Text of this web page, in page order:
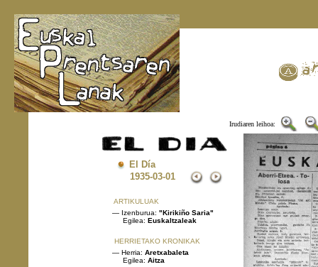
Irudiaren leihoa:
El Día
1935-03-01
ARTIKULUAK
— Izenburua: "Kirikiño Saria"
Egilea: Euskaltzaleak
HERRIETAKO KRONIKAK
— Herria: Aretxabaleta
Egilea: Aitza